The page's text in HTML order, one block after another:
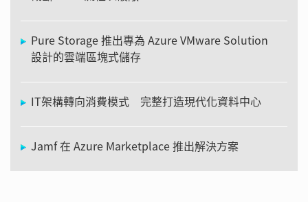
Pure Storage 推出專為 Azure VMware Solution
設計的雲端區塊式儲存
IT架構轉向消費模式 完整打造現代化資料中心
Jamf 在 Azure Marketplace 推出解決方案